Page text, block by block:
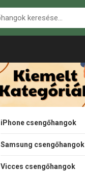
iPhone csengőhangok
Samsung csengőhangok
Vicces csengőhangok